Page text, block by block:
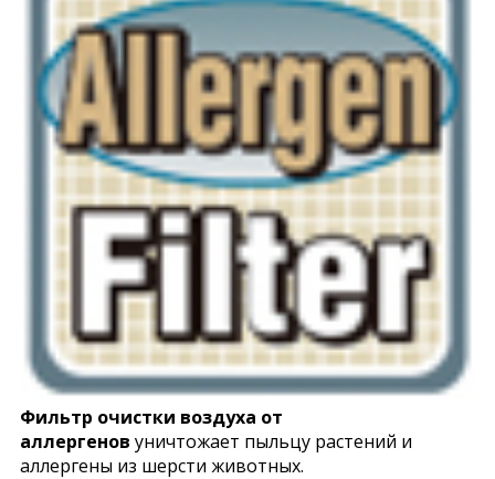
Фильтр очистки воздуха от
аллергенов уничтожает пыльцу растений и
аллергены из шерсти животных.